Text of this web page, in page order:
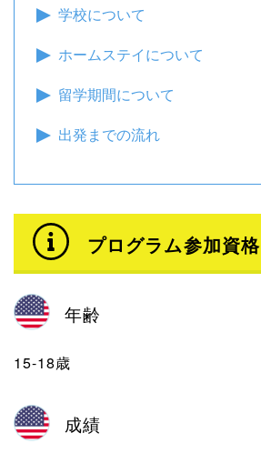
学校について
ホームステイについて
留学期間について
出発までの流れ
プログラム参加資格
年齢
15-18歳
成績